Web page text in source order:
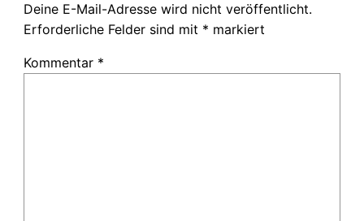
Deine E-Mail-Adresse wird nicht veröffentlicht.
Erforderliche Felder sind mit * markiert
Kommentar *